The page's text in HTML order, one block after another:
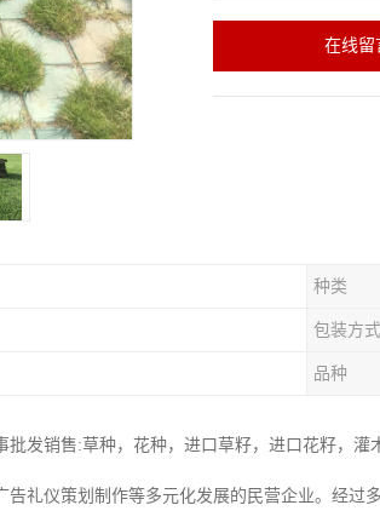
在线留
种类
包装方式
品种
批发销售:草种，花种，进口草籽，进口花籽，
告礼仪策划制作等多元化发展的民营企业。经过